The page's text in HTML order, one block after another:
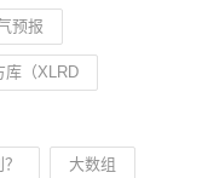
预报
库（XLRD
大数组